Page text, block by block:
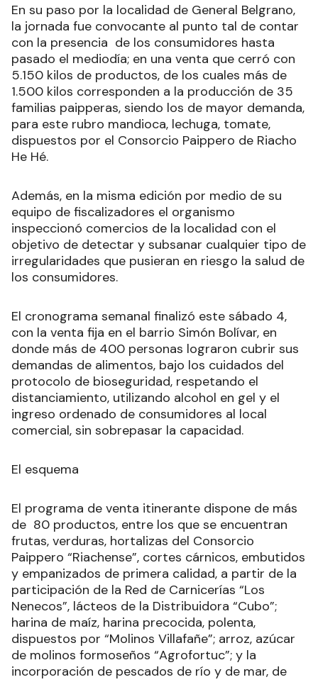
En su paso por la localidad de General Belgrano,
la jornada fue convocante al punto tal de contar
con la presencia de los consumidores hasta
pasado el mediodía; en una venta que cerró con
5.150 kilos de productos, de los cuales más de
1.500 kilos corresponden a la producción de 35
familias paipperas, siendo los de mayor demanda,
para este rubro mandioca, lechuga, tomate,
dispuestos por el Consorcio Paippero de Riacho
He Hé.
Además, en la misma edición por medio de su
equipo de fiscalizadores el organismo
inspeccionó comercios de la localidad con el
objetivo de detectar y subsanar cualquier tipo de
irregularidades que pusieran en riesgo la salud de
los consumidores.
El cronograma semanal finalizó este sábado 4,
con la venta fija en el barrio Simón Bolívar, en
donde más de 400 personas lograron cubrir sus
demandas de alimentos, bajo los cuidados del
protocolo de bioseguridad, respetando el
distanciamiento, utilizando alcohol en gel y el
ingreso ordenado de consumidores al local
comercial, sin sobrepasar la capacidad.
El esquema
El programa de venta itinerante dispone de más
de 80 productos, entre los que se encuentran
frutas, verduras, hortalizas del Consorcio
Paippero “Riachense”, cortes cárnicos, embutidos
y empanizados de primera calidad, a partir de la
participación de la Red de Carnicerías “Los
Nenecos”, lácteos de la Distribuidora “Cubo”;
harina de maíz, harina precocida, polenta,
dispuestos por “Molinos Villafañe”; arroz, azúcar
de molinos formoseños “Agrofortuc”; y la
incorporación de pescados de río y de mar, de